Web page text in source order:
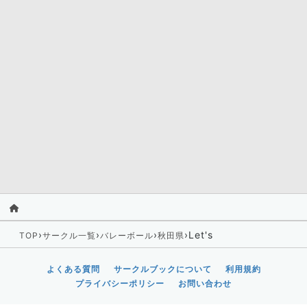
TOP ›サークル一覧›バレーボール›秋田県›Let's
よくある質問 サークルブックについて
利用規約
プライバシーポリシー
お問い合わせ